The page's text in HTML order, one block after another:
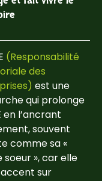
(Responsabilité
des
est une
qui prolonge
en l’ancrant
souvent
comme sa «
», car elle
sur